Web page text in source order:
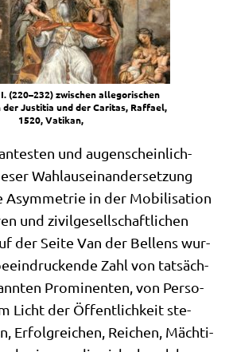
(220–232) zwi­schen alle­go­ri­schen
Justi­tia und der Cari­tas, Raf­fa­el,
1520, Vatikan,
und augen­schein­lich­
Wahl­aus­ein­an­der­set­zung
Asym­me­trie in der Mobi­li­sa­ti­on
und zivil­ge­sell­schaft­li­chen
der Sei­te Van der Bel­lens wur­
Zahl von tat­säch­
Pro­mi­nen­ten, von Per­so­
Licht der Öffent­lich­keit ste­
Erfolg­rei­chen, Rei­chen, Mäch­ti­